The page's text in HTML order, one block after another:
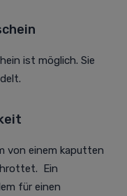
ist möglich. Sie
von einem kaputten
Ein
für einen